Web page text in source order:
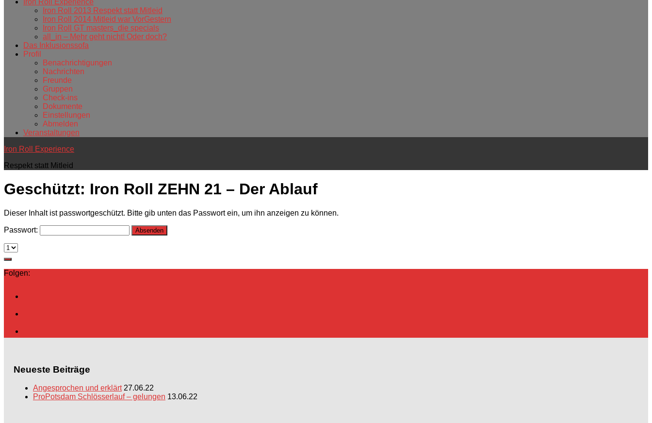
Iron Roll Experience
Iron Roll 2013 Respekt statt Mitleid
Iron Roll 2014 Mitleid war VorGestern
Iron Roll GT masters_die specials
all_in – Mehr geht nicht! Oder doch?
Das Inklusionssofa
Profil
Benachrichtigungen
Nachrichten
Freunde
Gruppen
Check-ins
Dokumente
Einstellungen
Abmelden
Veranstaltungen
Iron Roll Experience
Respekt statt Mitleid
Geschützt: Iron Roll ZEHN 21 – Der Ablauf
Dieser Inhalt ist passwortgeschützt. Bitte gib unten das Passwort ein, um ihn anzeigen zu können.
Passwort:
Folgen:
Neueste Beiträge
Angesprochen und erklärt 27.06.22
ProPotsdam Schlösserlauf – gelungen 13.06.22